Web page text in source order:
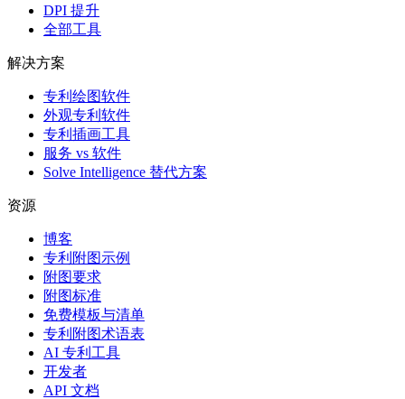
DPI 提升
全部工具
解决方案
专利绘图软件
外观专利软件
专利插画工具
服务 vs 软件
Solve Intelligence 替代方案
资源
博客
专利附图示例
附图要求
附图标准
免费模板与清单
专利附图术语表
AI 专利工具
开发者
API 文档